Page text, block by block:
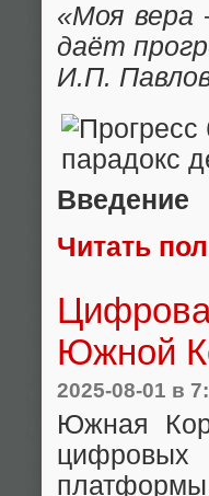
«Моя вера
даёт
И.П.
Введение
Читать
Южной
2025-08-01 в
Южная
цифровых